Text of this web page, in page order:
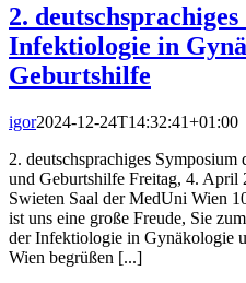
2.
Infektiologie in
Geburtshilfe
igor2024-12-24T14:32:41+01:00
2. deutschsprachiges
und Geburtshilfe Freitag, 4. April
Swieten Saal der MedUni Wien
ist uns eine große Freude, Sie
der Infektiologie in Gynäkologie
Wien begrüßen [...]